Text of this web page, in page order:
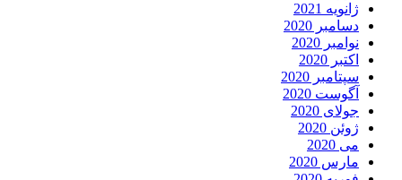
ژانویه 2021
دسامبر 2020
نوامبر 2020
اکتبر 2020
سپتامبر 2020
آگوست 2020
جولای 2020
ژوئن 2020
می 2020
مارس 2020